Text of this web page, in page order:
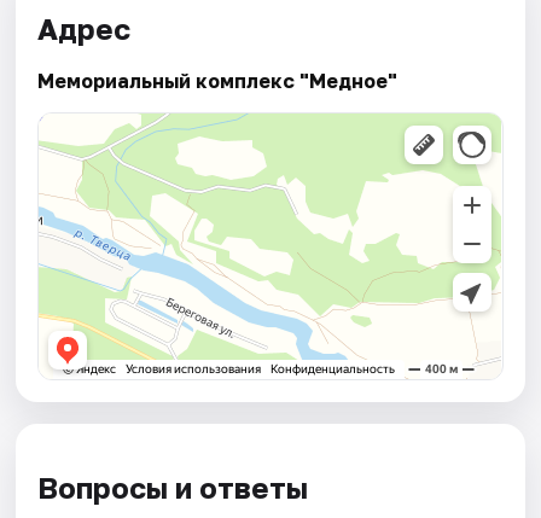
Адрес
Мемориальный комплекс "Медное"
Вопросы и ответы